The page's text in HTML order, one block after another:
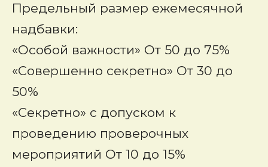
Предельный размер ежемесячной
надбавки:
«Особой важности» От 50 до 75%
«Совершенно секретно» От 30 до
50%
«Секретно» с допуском к
проведению проверочных
мероприятий От 10 до 15%